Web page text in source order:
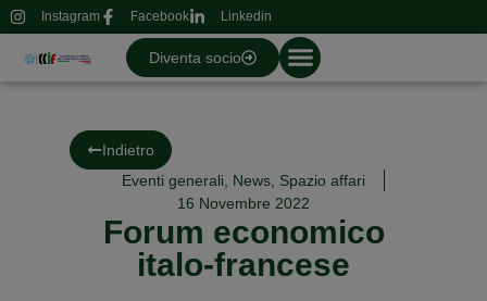
Instagram Facebook Linkedin
Diventa socio
Indietro
Eventi generali
News, Spazio affari
16 Novembre 2022
Forum economico
italo-francese